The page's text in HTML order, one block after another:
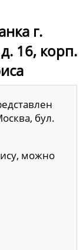
г.
16, корп.
бул.
можно